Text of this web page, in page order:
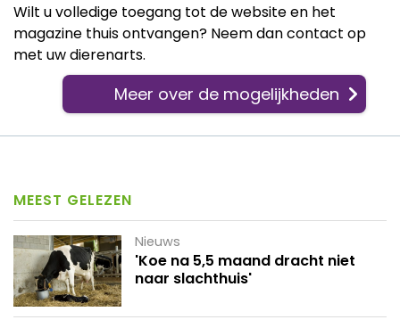
Wilt u volledige toegang tot de website en het
magazine thuis ontvangen? Neem dan contact op
met uw dierenarts.
Meer over de mogelijkheden
MEEST GELEZEN
Nieuws
'Koe na 5,5 maand dracht niet
naar slachthuis'